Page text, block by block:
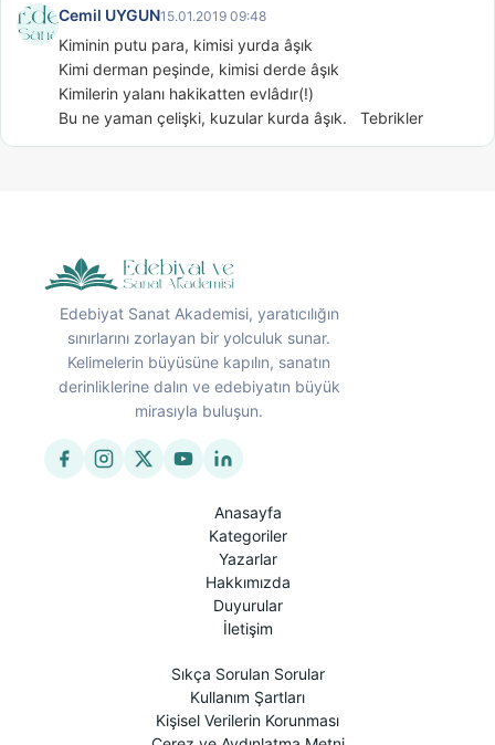
Cemil UYGUN15.01.2019 09:48
Kiminin putu para, kimisi yurda âşık
Kimi derman peşinde, kimisi derde âşık
Kimilerin yalanı hakikatten evlâdır(!)
Bu ne yaman çelişki, kuzular kurda âşık.   Tebrikler
Edebiyat Sanat Akademisi, yaratıcılığın
sınırlarını zorlayan bir yolculuk sunar.
Kelimelerin büyüsüne kapılın, sanatın
derinliklerine dalın ve edebiyatın büyük
mirasıyla buluşun.
Anasayfa
Kategoriler
Yazarlar
Hakkımızda
Duyurular
İletişim
Sıkça Sorulan Sorular
Kullanım Şartları
Kişisel Verilerin Korunması